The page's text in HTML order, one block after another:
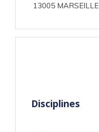
13005 MARSEILLE
Disciplines